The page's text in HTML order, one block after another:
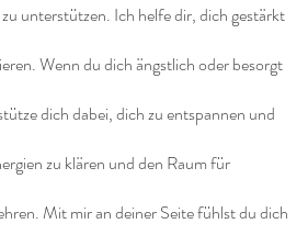
unterstützen. Ich helfe dir, dich gestärkt
Wenn du dich ängstlich oder besorgt
dich dabei, dich zu entspannen und
zu klären und den Raum für
Mit mir an deiner Seite fühlst du dich